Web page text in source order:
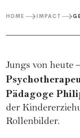
HOME IMPACT
Jungs von heute
Pädagoge
der
Rollenbilder.